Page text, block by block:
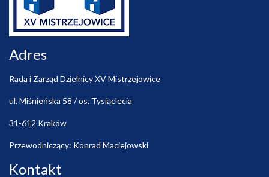
Adres
Rada i Zarząd Dzielnicy XV Mistrzejowice
ul. Miśnieńska 58 / os. Tysiąclecia
31-612 Kraków
Przewodniczący: Konrad Maciejowski
Kontakt